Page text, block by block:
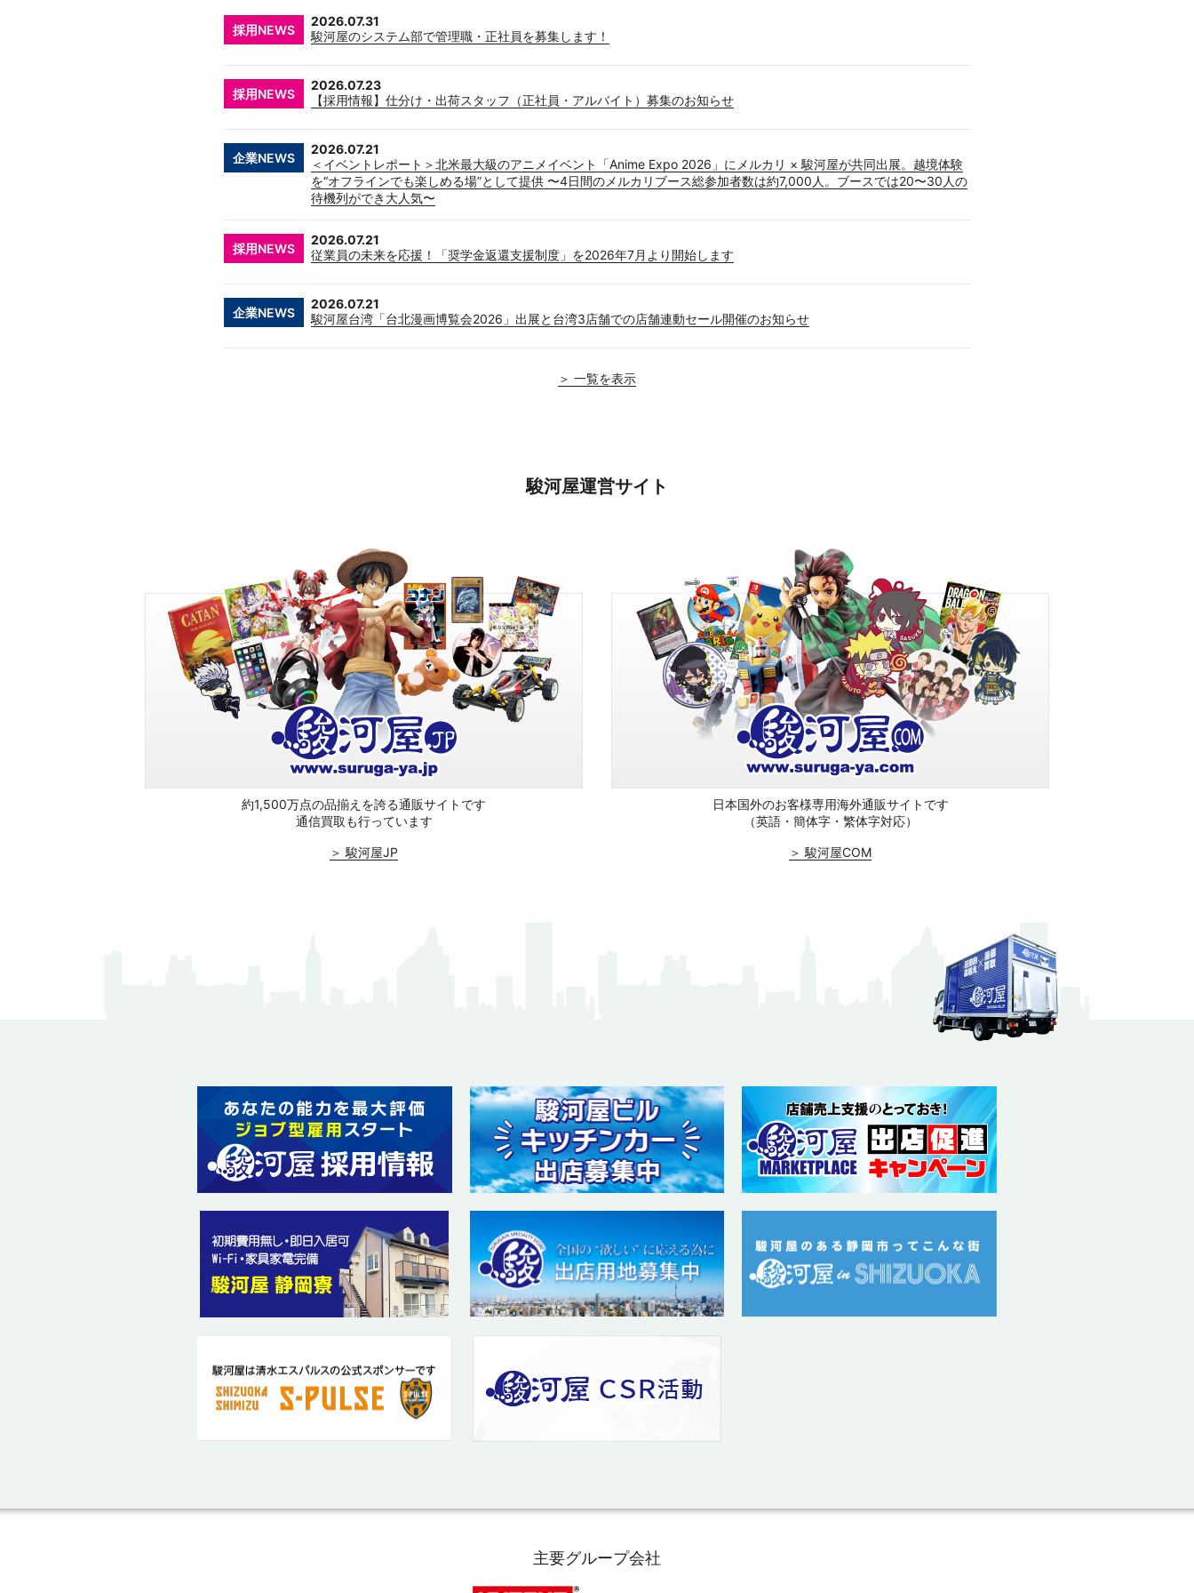
採用NEWS
2026.07.31
駿河屋のシステム部で管理職・正社員を募集します！
採用NEWS
2026.07.23
【採用情報】仕分け・出荷スタッフ（正社員・アルバイト）募集のお知らせ
企業NEWS
2026.07.21
＜イベントレポート＞北米最大級のアニメイベント「Anime Expo 2026」にメルカリ × 駿河屋が共同出展。越境体験
を“オフラインでも楽しめる場”として提供 〜4日間のメルカリブース総参加者数は約7,000人。ブースでは20〜30人の
待機列ができ大人気〜
採用NEWS
2026.07.21
従業員の未来を応援！「奨学金返還支援制度」を2026年7月より開始します
企業NEWS
2026.07.21
駿河屋台湾「台北漫画博覧会2026」出展と台湾3店舗での店舗連動セール開催のお知らせ
＞ 一覧を表示
駿河屋運営サイト
約1,500万点の品揃えを誇る通販サイトです
通信買取も行っています
＞ 駿河屋JP
日本国外のお客様専用海外通販サイトです
（英語・簡体字・繁体字対応）
＞ 駿河屋COM
主要グループ会社